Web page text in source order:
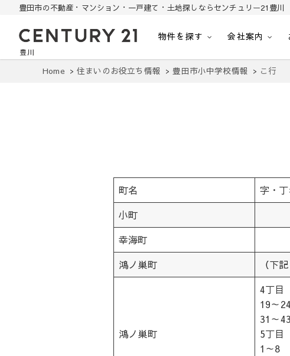
豊田市の不動産・マンション・一戸建て・土地探しならセンチュリー21豊川
豊田市の中古住宅・土地・リノベ物件探し｜
物件を探す 会社案内
Home 住まいのお役立ち情報 豊田市小中学校情報 こ行
町名 字・
小町
幸海町
鴻ノ巣町
（下
鴻ノ巣町
4丁目
19～24
31～
5丁目
1～8